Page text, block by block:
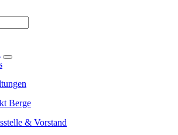
Berge
& Vorstand